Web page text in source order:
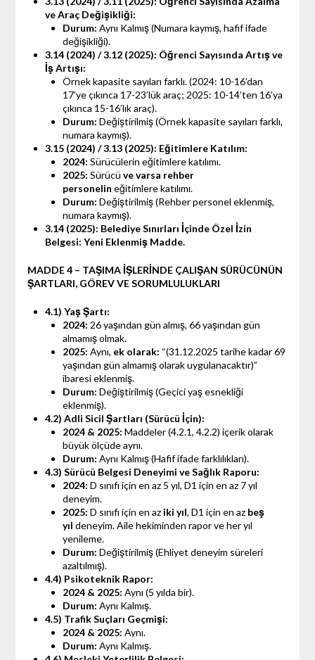
ve Araç Değişikliği:
Durum: Aynı Kalmış (Numara kaymış, hafif ifade
değişikliği).
3.14 (2024) / 3.12 (2025): Öğrenci Sayısında Artış ve
İş Artışı:
Örnek kapasite sayıları farklı. (2024: 10-16’dan
17’ye çıkınca 17-23’lük araç; 2025: 10-14’ten 16’ya
çıkınca 15-16’lık araç).
Durum: Değiştirilmiş (Örnek kapasite sayıları farklı,
numara kaymış).
3.15 (2024) / 3.13 (2025): Eğitimlere Katılım:
2024: Sürücülerin eğitimlere katılımı.
2025: Sürücü ve varsa rehber
personelin eğitimlere katılımı.
Durum: Değiştirilmiş (Rehber personel eklenmiş,
numara kaymış).
3.14 (2025): Belediye Sınırları İçinde Özel İzin
Belgesi: Yeni Eklenmiş Madde.
MADDE 4 – TAŞIMA İŞLERİNDE ÇALIŞAN SÜRÜCÜNÜN
ŞARTLARI, GÖREV VE SORUMLULUKLARI
4.1) Yaş Şartı:
2024: 26 yaşından gün almış, 66 yaşından gün
almamış olmak.
2025: Aynı, ek olarak: “(31.12.2025 tarihe kadar 69
yaşından gün almamış olarak uygulanacaktır)”
ibaresi eklenmiş.
Durum: Değiştirilmiş (Geçici yaş esnekliği
eklenmiş).
4.2) Adli Sicil Şartları (Sürücü İçin):
2024 & 2025: Maddeler (4.2.1, 4.2.2) içerik olarak
büyük ölçüde aynı.
Durum: Aynı Kalmış (Hafif ifade farklılıkları).
4.3) Sürücü Belgesi Deneyimi ve Sağlık Raporu:
2024: D sınıfı için en az 5 yıl, D1 için en az 7 yıl
deneyim.
2025: D sınıfı için en az iki yıl, D1 için en az beş
yıl deneyim. Aile hekiminden rapor ve her yıl
yenileme.
Durum: Değiştirilmiş (Ehliyet deneyim süreleri
azaltılmış).
4.4) Psikoteknik Rapor:
2024 & 2025: Aynı (5 yılda bir).
Durum: Aynı Kalmış.
4.5) Trafik Suçları Geçmişi:
2024 & 2025: Aynı.
Durum: Aynı Kalmış.